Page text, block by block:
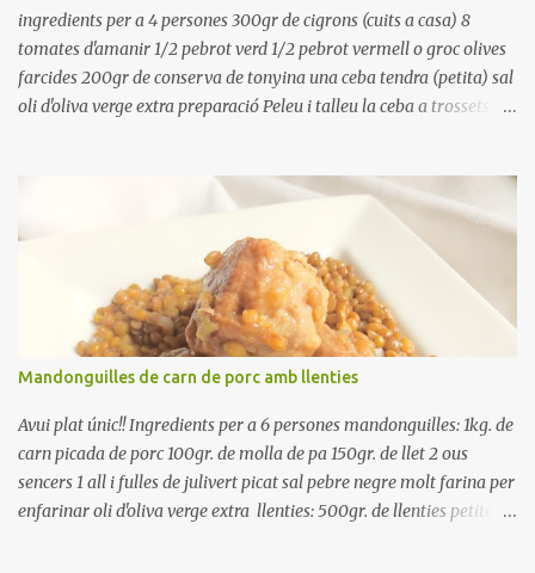
Preparación Ponga las judías a r...
ingredients per a 4 persones 300gr de cigrons (cuits a casa) 8
tomates d'amanir 1/2 pebrot verd 1/2 pebrot vermell o groc olives
farcides 200gr de conserva de tonyina una ceba tendra (petita) sal
oli d'oliva verge extra preparació Peleu i talleu la ceba a trossets i
Renteu les tomates i talleu-les a octaus. Talleu les olives a
rodanxes. Una hora abans de portar a la taula, poseu els cigrons,
ben escorreguts, en un bol, amb la resta d'ingredients: les tomates,
el pebrot, la ceba, (escorreguda), les olives i la tonyina esmicolada.
Amaniu amb sal i oli... bon profit!!
Mandonguilles de carn de porc amb llenties
Avui plat únic!! Ingredients per a 6 persones mandonguilles: 1kg. de
carn picada de porc 100gr. de molla de pa 150gr. de llet 2 ous
sencers 1 all i fulles de julivert picat sal pebre negre molt farina per
enfarinar oli d'oliva verge extra llenties: 500gr. de llenties petites